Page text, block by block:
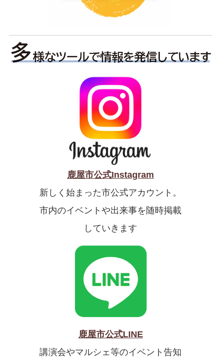
鹿屋市公式Instagram
新しく始まった市公式アカウント。
市内のイベントや出来事を随時掲載
していきます
鹿屋市公式LINE
講演会やマルシェ等のイベント告知